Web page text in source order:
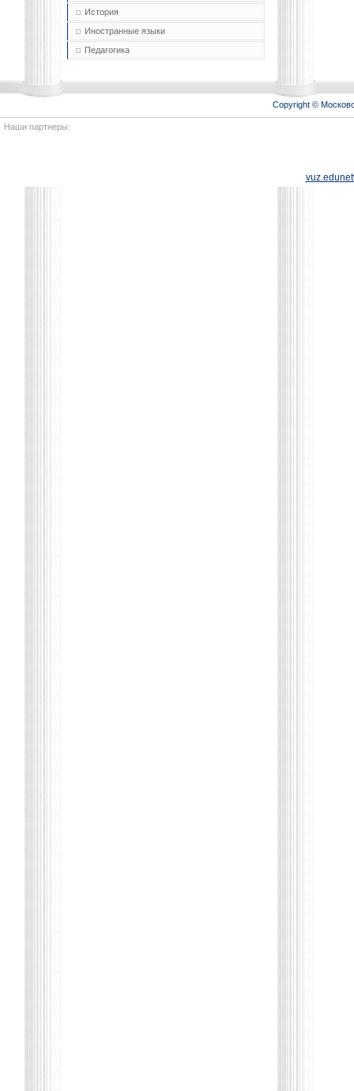
История
Иностранные языки
Педагогика
Copyright ©
Наши партнеры: